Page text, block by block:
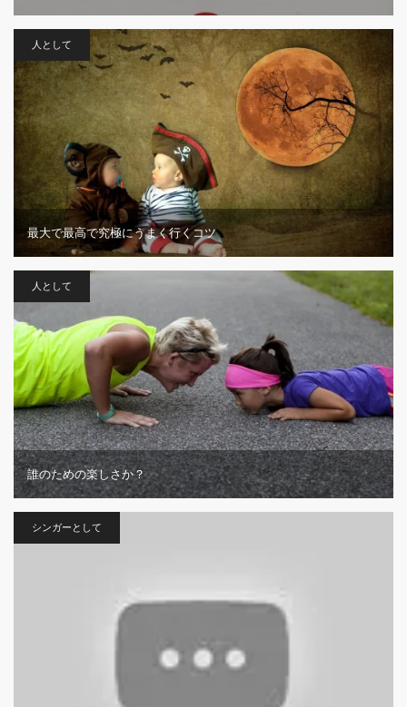
人として
最大で最高で究極にうまく行くコツ
人として
誰のための楽しさか？
シンガーとして